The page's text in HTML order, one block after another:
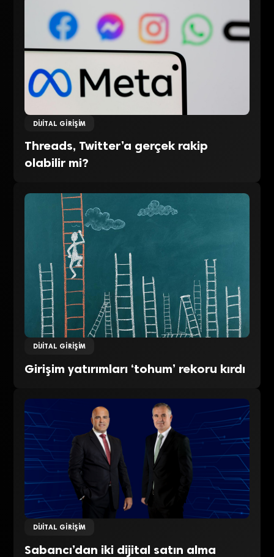
DIJITAL GIRIŞIM
Threads, Twitter’a gerçek rakip
olabilir mi?
DIJITAL GIRIŞIM
Girişim yatırımları ‘tohum’ rekoru kırdı
DIJITAL GIRIŞIM
Sabancı’dan iki dijital satın alma